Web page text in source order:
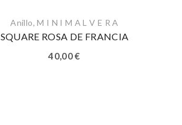
Anillo,M I N I M A L V E R A
SQUARE ROSA DE FRANCIA
40,00€